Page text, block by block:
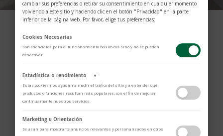
Escríbenos un
mensaje
Déjenos saber cómo lo podemos ayudar
cambiar sus preferencias o retirar su consentimiento en cualquier momento
volviendo a este sitio y haciendo clic en el botón "Privacidad" en la parte
inferior de la página web. Por favor, elige tus preferencias:
Cookies Necesarias
Son esenciales para el funcionamiento básico del sitio y no se pueden
desactivar.
Estadística o rendimiento
▼
Estas cookies nos ayudan a medir el tráfico del sitio y a entender qué
productos o funciones resultan más populares, con el fin de mejorar
continuamente nuestros servicios.
Adobe Analytics
Utilizamos Adobe Analytics para recopilar datos de uso anónimos, lo que
Marketing u Orientación
Se usan para mostrarte anuncios relevantes y personalizados en otros